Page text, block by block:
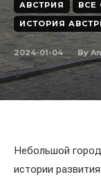
АВСТРИЯ
ВСЕ
ИСТОРИЯ
2024-01-04 By
Небольшой
истории